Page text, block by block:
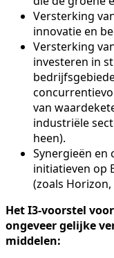
Versterking
innovatie en
Versterking
investeren in
van
industriële
heen).
Synergieën
initiatieven op
(zoals Horizon,
Het I3-voorstel
ongeveer gelijke
middelen: